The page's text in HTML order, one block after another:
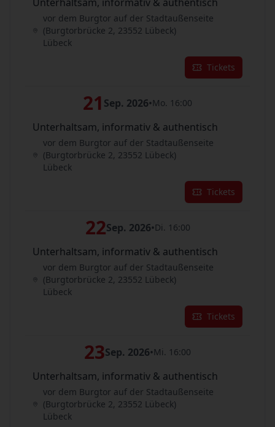
vor dem Burgtor auf der Stadtaußenseite
(Burgtorbrücke 2, 23552 Lübeck)
Lübeck
Tickets
21 Sep. 2026•Mo. 16:00
Unterhaltsam, informativ & authentisch
vor dem Burgtor auf der Stadtaußenseite
(Burgtorbrücke 2, 23552 Lübeck)
Lübeck
Tickets
22Sep. 2026•Di. 16:00
Unterhaltsam, informativ & authentisch
vor dem Burgtor auf der Stadtaußenseite
(Burgtorbrücke 2, 23552 Lübeck)
Lübeck
Tickets
23Sep. 2026•Mi. 16:00
Unterhaltsam, informativ & authentisch
vor dem Burgtor auf der Stadtaußenseite
(Burgtorbrücke 2, 23552 Lübeck)
Lübeck